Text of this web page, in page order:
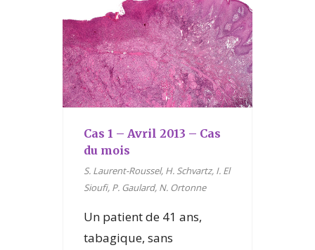
Cas 1 – Avril 2013 – Cas
du mois
S. Laurent-Roussel, H. Schvartz, I. El
Sioufi, P. Gaulard, N. Ortonne
Un patient de 41 ans,
tabagique, sans